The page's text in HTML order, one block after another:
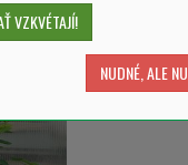
VZKVÉTAJÍ!
NUDNÉ, ALE